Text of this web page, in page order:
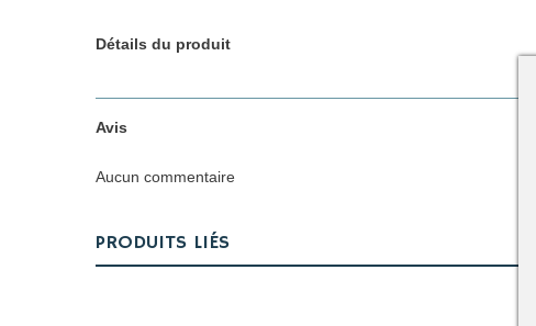
Détails du produit
Avis
Aucun commentaire
PRODUITS LIÉS